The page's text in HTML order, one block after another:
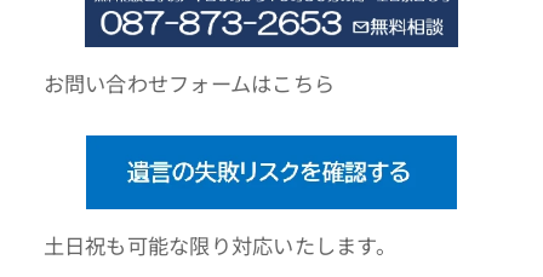
🌐 お問い合わせフォームはこちら
📆 土日祝も可能な限り対応いたします。